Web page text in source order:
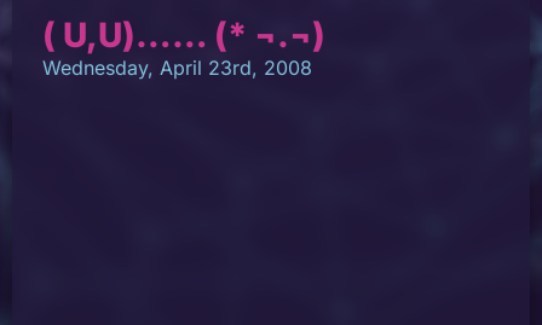
( U,U)…… (* ¬.¬)
Wednesday, April 23rd, 2008